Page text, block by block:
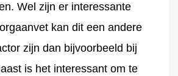
Wel zijn er interessante
kan dit een andere
zijn dan bijvoorbeeld bij
is het interessant om te